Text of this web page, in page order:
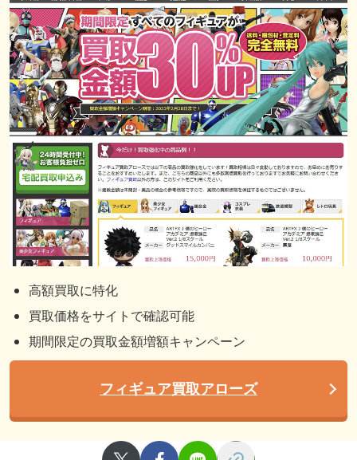
高額買取に特化
買取価格をサイトで確認可能
期間限定の買取金額増額キャンペーン
フィギュア買取アローズ